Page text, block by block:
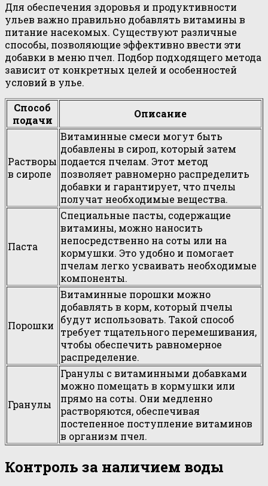
Для обеспечения здоровья и продуктивности
ульев важно правильно добавлять витамины в
питание насекомых. Существуют различные
способы, позволяющие эффективно ввести эти
добавки в меню пчел. Подбор подходящего метода
зависит от конкретных целей и особенностей
условий в улье.
Способ
подачи
Описание
Растворы
в сиропе
Витаминные смеси могут быть
добавлены в сироп, который затем
подается пчелам. Этот метод
позволяет равномерно распределить
добавки и гарантирует, что пчелы
получат необходимые вещества.
Паста
Специальные пасты, содержащие
витамины, можно наносить
непосредственно на соты или на
кормушки. Это удобно и помогает
пчелам легко усваивать необходимые
компоненты.
Порошки
Витаминные порошки можно
добавлять в корм, который пчелы
будут использовать. Такой способ
требует тщательного перемешивания,
чтобы обеспечить равномерное
распределение.
Гранулы
Гранулы с витаминными добавками
можно помещать в кормушки или
прямо на соты. Они медленно
растворяются, обеспечивая
постепенное поступление витаминов
в организм пчел.
Контроль за наличием воды